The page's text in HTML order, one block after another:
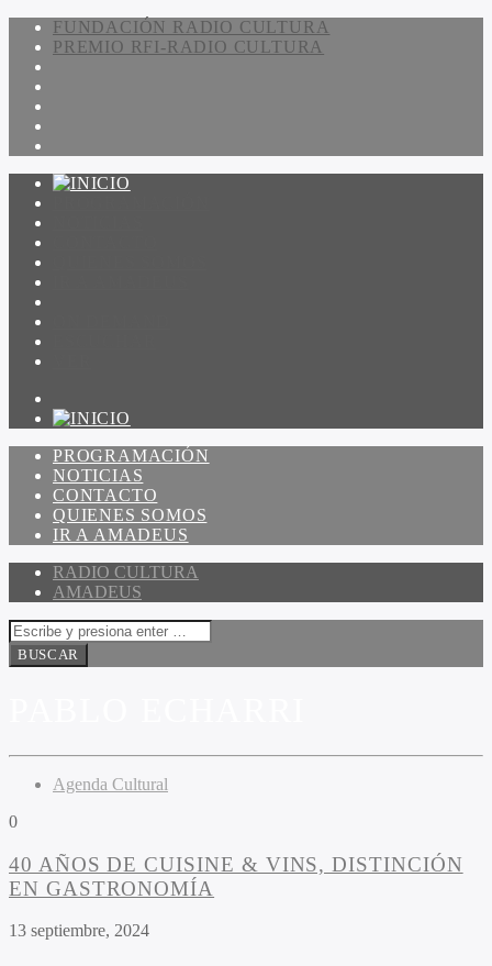
FUNDACIÓN RADIO CULTURA
PREMIO RFI-RADIO CULTURA
PROGRAMACIÓN
NOTICIAS
CONTACTO
QUIENES SOMOS
IR A AMADEUS
RADIO CULTURA
AMADEUS
Agenda Cultural
0
40 AÑOS DE CUISINE & VINS, DISTINCIÓN
EN GASTRONOMÍA
13 septiembre, 2024